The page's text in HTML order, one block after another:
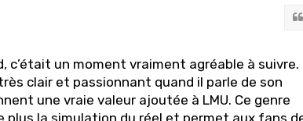
c’était un moment vraiment agréable à suivre.
clair et passionnant quand il parle de son
une vraie valeur ajoutée à LMU. Ce genre
plus la simulation du réel et permet aux fans